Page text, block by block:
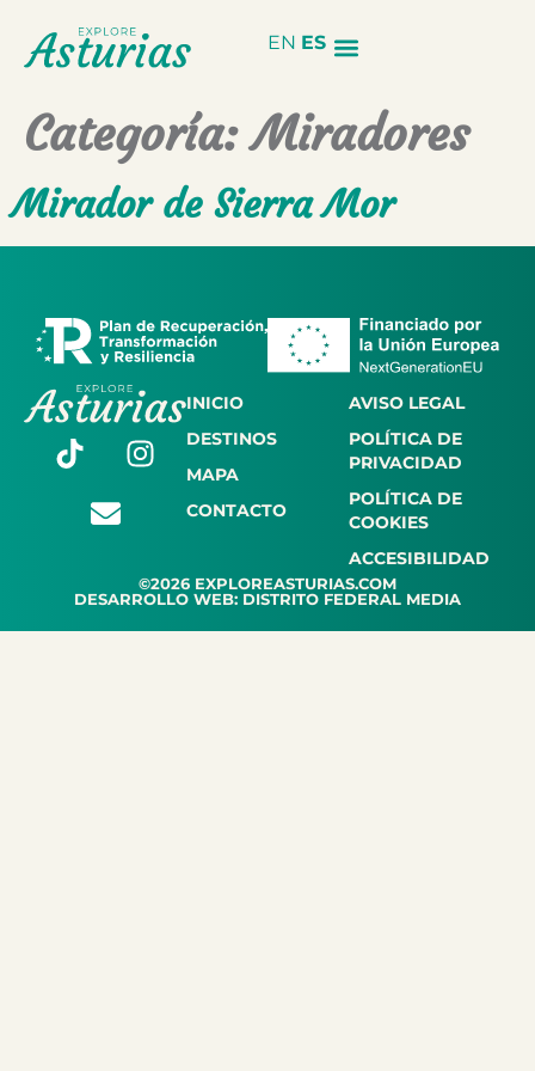
EN ES
Categoría:Miradores
Mirador de Sierra Mor
INICIO
DESTINOS
MAPA
CONTACTO
AVISO LEGAL
POLÍTICA DE
PRIVACIDAD
POLÍTICA DE
COOKIES
ACCESIBILIDAD
©2026 EXPLOREASTURIAS.COM
DESARROLLO WEB: DISTRITO FEDERAL MEDIA